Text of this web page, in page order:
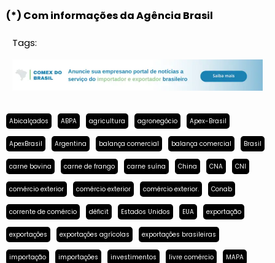
(*) Com informações da Agência Brasil
Tags:
Abicalçados ABPA agricultura agronegócio Apex-Brasil
ApexBrasil Argentina balança comercial balança comercial Brasil
carne bovina carne de frango carne suína China CNA CNI
comércio exterior comércio exterior comércio exterior. Conab
corrente de comércio déficit Estados Unidos EUA exportação
exportações exportações agrícolas exportações brasileiras
importação importações investimentos livre comércio MAPA